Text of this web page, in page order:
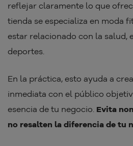
reflejar claramente lo que
tienda se especializa en moda
estar relacionado con la salud,
deportes.
En la práctica, esto ayuda a
inmediata con el público
esencia de tu negocio. Evita
no resalten la diferencia de tu